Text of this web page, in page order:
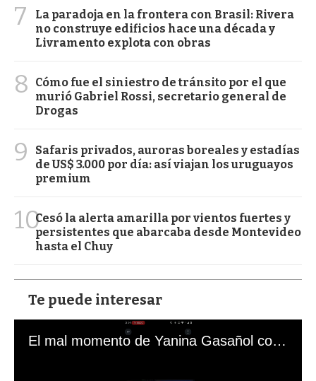
7
La paradoja en la frontera con Brasil: Rivera
no construye edificios hace una década y
Livramento explota con obras
8
Cómo fue el siniestro de tránsito por el que
murió Gabriel Rossi, secretario general de
Drogas
9
Safaris privados, auroras boreales y estadías
de US$ 3.000 por día: así viajan los uruguayos
premium
10Cesó la alerta amarilla por vientos fuertes y
persistentes que abarcaba desde Montevideo
hasta el Chuy
Te puede interesar
El mal momento de Yanina Gasañol con un hincha argentino en "Subrayado"